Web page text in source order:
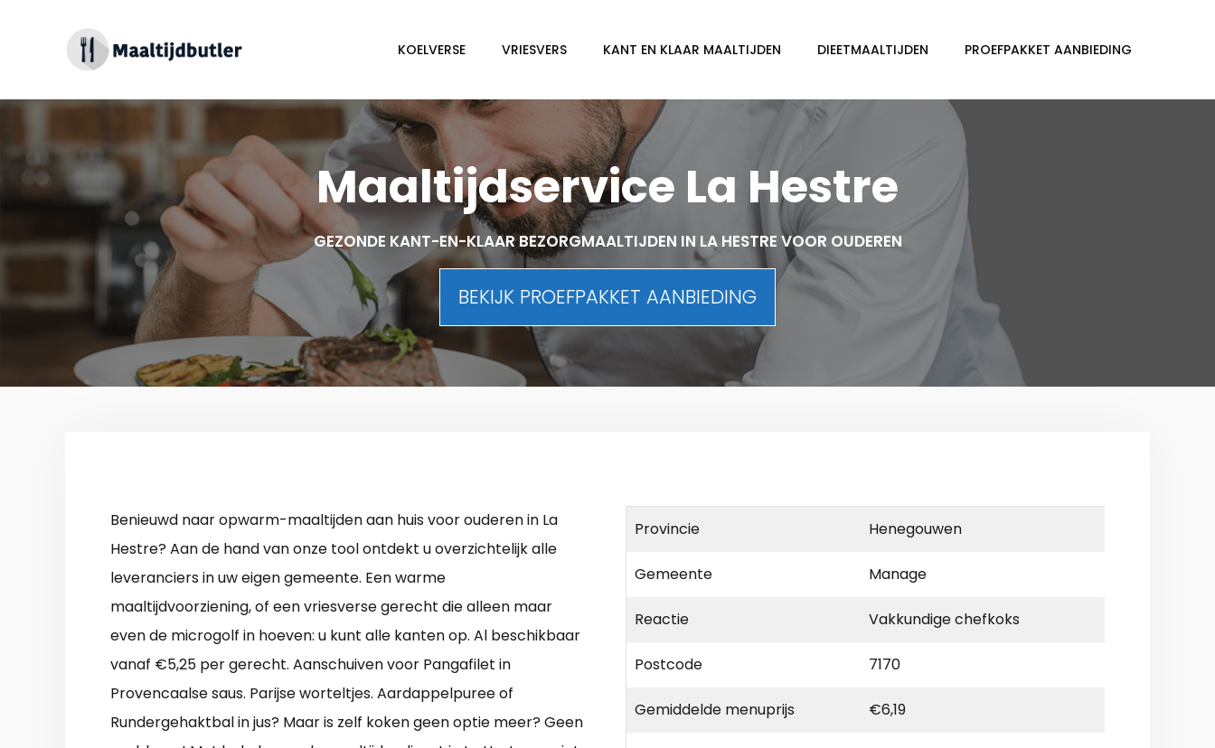
KOELVERSE VRIESVERS KANT EN KLAAR MAALTIJDEN DIEETMAALTIJDEN PROEFPAKKET AANBIEDING
Maaltijdservice La Hestre
GEZONDE KANT-EN-KLAAR BEZORGMAALTIJDEN IN LA HESTRE VOOR OUDEREN
BEKIJK PROEFPAKKET AANBIEDING
Benieuwd naar opwarm-maaltijden aan huis voor ouderen in La
Hestre? Aan de hand van onze tool ontdekt u overzichtelijk alle
leveranciers in uw eigen gemeente. Een warme
maaltijdvoorziening, of een vriesverse gerecht die alleen maar
even de microgolf in hoeven: u kunt alle kanten op. Al beschikbaar
vanaf €5,25 per gerecht. Aanschuiven voor Pangafilet in
Provencaalse saus. Parijse worteltjes. Aardappelpuree of
Rundergehaktbal in jus? Maar is zelf koken geen optie meer? Geen
Provincie Henegouwen
Gemeente Manage
Reactie Vakkundige chefkoks
Postcode 7170
Gemiddelde menuprijs €6,19